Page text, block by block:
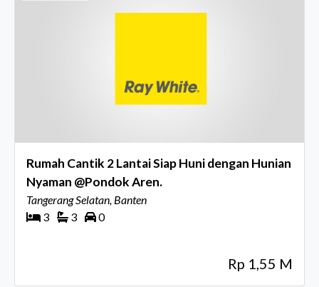
Rumah Cantik 2 Lantai Siap Huni dengan Hunian
Nyaman @Pondok Aren.
Tangerang Selatan, Banten
3
3 0
Rp 1,55 M